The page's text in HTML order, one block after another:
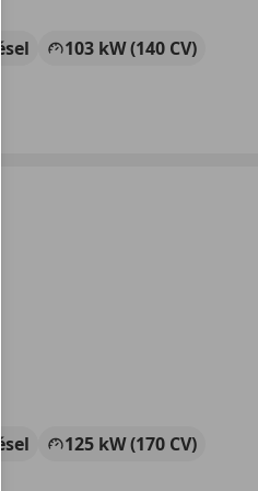
103 kW (140 CV)
125 kW (170 CV)